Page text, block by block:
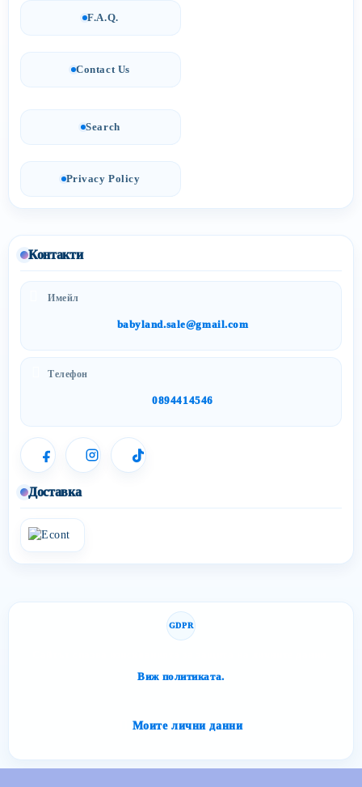
F.A.Q.
Contact Us
Search
Privacy Policy
Контакти
Имейл
babyland.sale@gmail.com
Телефон
0894414546
Доставка
GDPR
Виж политиката.
Моите лични данни